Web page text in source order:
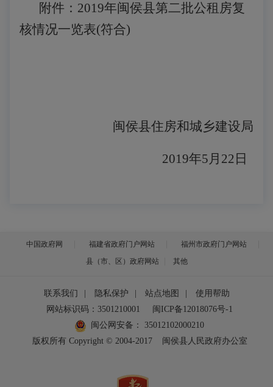
附件： 2019年闽侯县第二批公租房复
核情况一览表(符合)
闽侯县住房和城乡建设局
2019年5月22日
中国政府网 福建省政府门户网站
福州市政府门户网站
县（市、区）政府网站
其他
联系我们 隐私保护 站点地图
使用帮助
网站标识码：3501210001
闽ICP备12018076号-1
闽公网安备：
35012102000210
版权所有 Copyright © 2004-2017
闽侯县人民政府办公室